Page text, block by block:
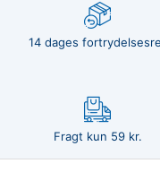
14 dages
Fragt kun 59 kr.